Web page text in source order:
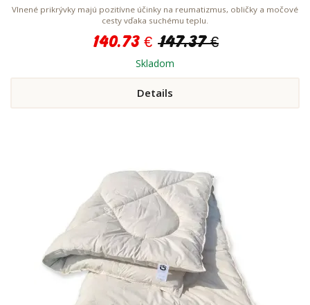
Vlnené prikrývky majú pozitívne účinky na reumatizmus, obličky a močové
cesty vďaka suchému teplu.
140.73 € 147.37 €
Skladom
Details